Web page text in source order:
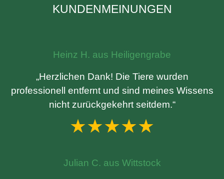
KUNDENMEINUNGEN
Heinz H. aus Heiligengrabe
„Herzlichen Dank! Die Tiere wurden
professionell entfernt und sind meines Wissens
nicht zurückgekehrt seitdem.“
★★★★★
Julian C. aus Wittstock